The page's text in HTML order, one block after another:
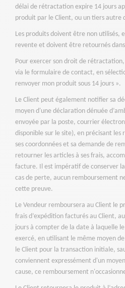
délai de rétractation expire 14 jours
produit par le Client, ou un tiers autre
Les produits doivent être non utilisés,
revente et doivent être retournés
Pour exercer son droit de
via le formulaire de contact, en
renvoyer mon produit sous 14 jours ».
Le Client peut également notifier sa
moyen d'une déclaration dénuée
envoyée par la poste, courrier
disponible sur le site), en précisant les
ses coordonnées et sa demande de
retourner les articles à ses frais,
facture. Il est impératif de conserver
cas de perte, aucun remboursement
cette preuve.
Le Vendeur remboursera au Client le
frais d’expédition facturés au Client,
jours à compter de la date à laquelle
exercé, en utilisant le même moyen
le Client pour la transaction initiale,
conviennent expressément d'un
cause, ce remboursement